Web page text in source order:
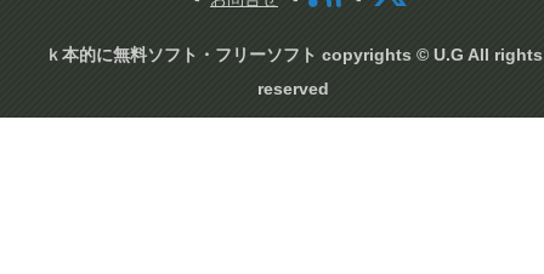
ｋ本的に無料ソフト・フリーソフト copyrights © U.G All rights
reserved